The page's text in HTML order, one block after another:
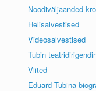
Noodiväljaanded
Helisalvestised
Videosalvestised
Tubin
Viited
Eduard Tubina